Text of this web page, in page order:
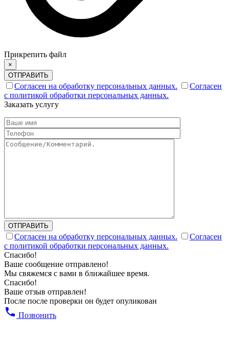
Прикрепить файл
×
ОТПРАВИТЬ
Согласен на обработку персональных данных.
Согласен
с политикой обработки персональных данных.
Заказать услугу
ОТПРАВИТЬ
Согласен на обработку персональных данных.
Согласен
с политикой обработки персональных данных.
Спасибо!
Ваше сообщение отправлено!
Мы свяжемся с вами в ближайшее время.
Спасибо!
Ваше отзыв отправлен!
После после проверки он будет опуликован
Позвонить